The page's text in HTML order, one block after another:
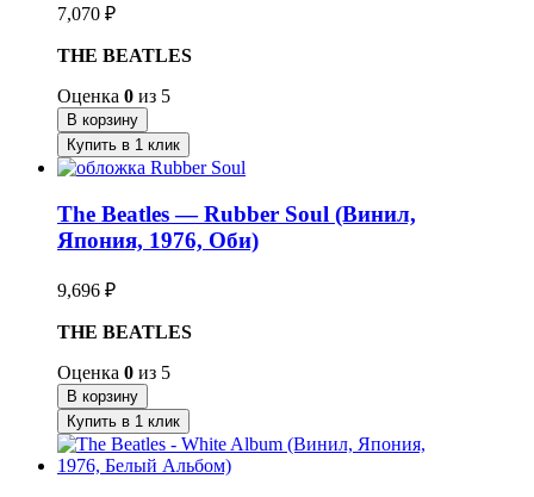
7,070 ₽
THE BEATLES
Оценка 0 из 5
В корзину
Купить в 1 клик
The Beatles — Rubber Soul (Винил,
Япония, 1976, Оби)
9,696 ₽
THE BEATLES
Оценка 0 из 5
В корзину
Купить в 1 клик